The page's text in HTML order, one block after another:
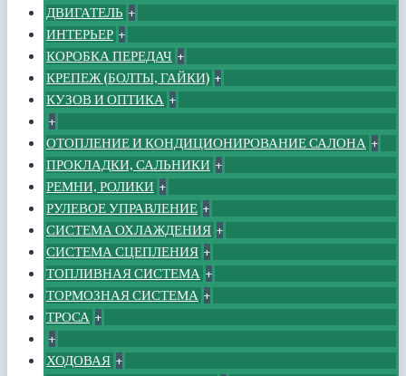
ДВИГАТЕЛЬ +
ИНТЕРЬЕР +
КОРОБКА ПЕРЕДАЧ +
КРЕПЕЖ (БОЛТЫ, ГАЙКИ) +
КУЗОВ И ОПТИКА +
+
ОТОПЛЕНИЕ И КОНДИЦИОНИРОВАНИЕ САЛОНА +
ПРОКЛАДКИ, САЛЬНИКИ +
РЕМНИ, РОЛИКИ +
РУЛЕВОЕ УПРАВЛЕНИЕ +
СИСТЕМА ОХЛАЖДЕНИЯ +
СИСТЕМА СЦЕПЛЕНИЯ +
ТОПЛИВНАЯ СИСТЕМА +
ТОРМОЗНАЯ СИСТЕМА +
ТРОСА +
+
ХОДОВАЯ +